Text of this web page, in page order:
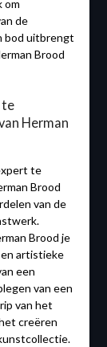
om
de
bod uitbrengt
Brood
te
Herman
te
Brood
van de
Brood je
en artistieke
een
van een
van het
creëren